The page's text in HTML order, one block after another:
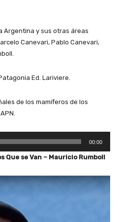
Argentina y sus otras áreas
Canevari, Pablo Canevari,
Ed. Lariviere.
de los mamíferos de los
00:00
Que se Van – Mauricio Rumboll